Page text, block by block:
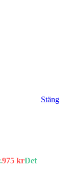
Stäng
975 krDet